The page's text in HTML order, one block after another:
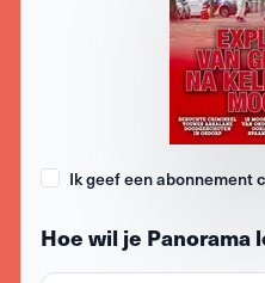
Ik geef een abonnement
Hoe wil je Panorama